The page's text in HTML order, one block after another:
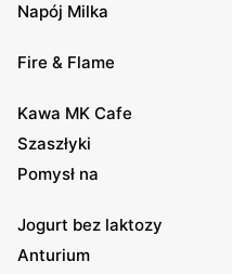
Napój Milka
Fire & Flame
Kawa MK Cafe
Szaszłyki
Pomysł na
Jogurt bez laktozy
Anturium